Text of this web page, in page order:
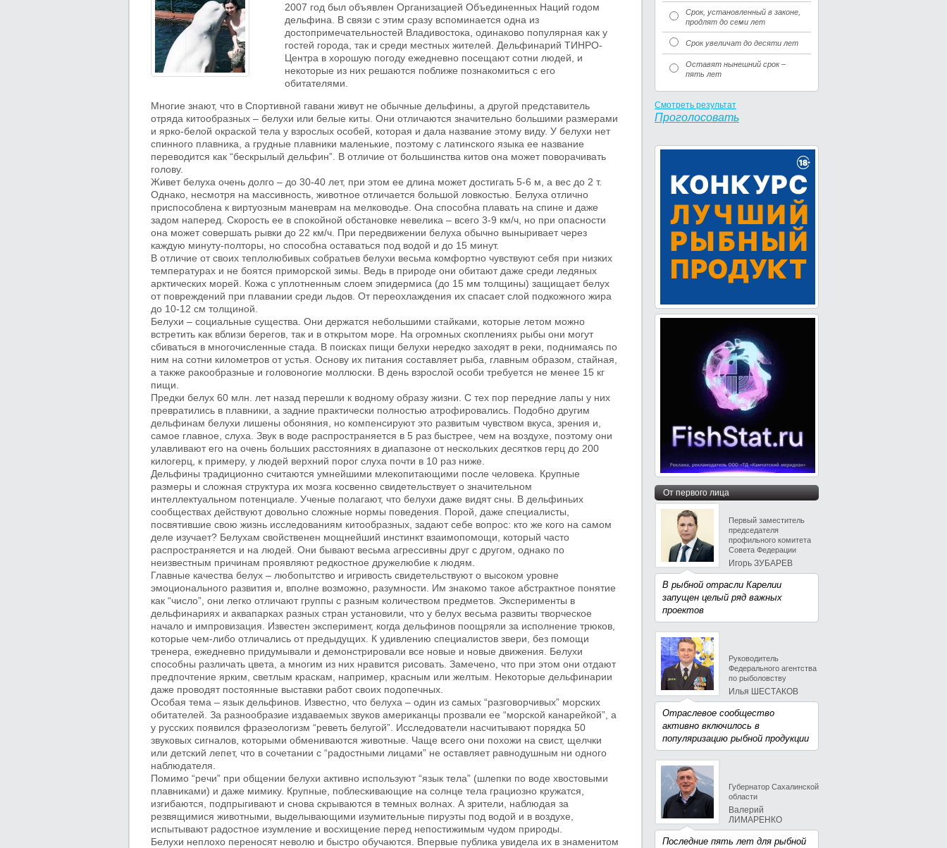
2007 год был объявлен Организацией Объединенных Наций годом
дельфина. В связи с этим сразу вспоминается одна из
достопримечательностей Владивостока, одинаково популярная как у
гостей города, так и среди местных жителей. Дельфинарий ТИНРО-
Центра в хорошую погоду ежедневно посещают сотни людей, и
некоторые из них решаются поближе познакомиться с его
обитателями.
Многие знают, что в Спортивной гавани живут не обычные дельфины, а другой представитель
отряда китообразных – белухи или белые киты. Они отличаются значительно большими размерами
и ярко-белой окраской тела у взрослых особей, которая и дала название этому виду. У белухи нет
спинного плавника, а грудные плавники маленькие, поэтому с латинского языка ее название
переводится как “бескрылый дельфин”. В отличие от большинства китов она может поворачивать
голову.
Живет белуха очень долго – до 30-40 лет, при этом ее длина может достигать 5-6 м, а вес до 2 т.
Однако, несмотря на массивность, животное отличается большой ловкостью. Белуха отлично
приспособлена к виртуозным маневрам на мелководье. Она способна плавать на спине и даже
задом наперед. Скорость ее в спокойной обстановке невелика – всего 3-9 км/ч, но при опасности
она может совершать рывки до 22 км/ч. При передвижении белуха обычно выныривает через
каждую минуту-полторы, но способна оставаться под водой и до 15 минут.
В отличие от своих теплолюбивых собратьев белухи весьма комфортно чувствуют себя при низких
температурах и не боятся приморской зимы. Ведь в природе они обитают даже среди ледяных
арктических морей. Кожа с уплотненным слоем эпидермиса (до 15 мм толщины) защищает белух
от повреждений при плавании среди льдов. От переохлаждения их спасает слой подкожного жира
до 10-12 см толщиной.
Белухи – социальные существа. Они держатся небольшими стайками, которые летом можно
встретить как вблизи берегов, так и в открытом море. На огромных скоплениях рыбы они могут
сбиваться в многочисленные стада. В поисках пищи белухи нередко заходят в реки, поднимаясь по
ним на сотни километров от устья. Основу их питания составляет рыба, главным образом, стайная,
а также ракообразные и головоногие моллюски. В день взрослой особи требуется не менее 15 кг
пищи.
Предки белух 60 млн. лет назад перешли к водному образу жизни. С тех пор передние лапы у них
превратились в плавники, а задние практически полностью атрофировались. Подобно другим
дельфинам белухи лишены обоняния, но компенсируют это развитым чувством вкуса, зрения и,
самое главное, слуха. Звук в воде распространяется в 5 раз быстрее, чем на воздухе, поэтому они
улавливают его на очень больших расстояниях в диапазоне от нескольких десятков герц до 200
килогерц, к примеру, у людей верхний порог слуха почти в 10 раз ниже.
Дельфины традиционно считаются умнейшими млекопитающими после человека. Крупные
размеры и сложная структура их мозга косвенно свидетельствует о значительном
интеллектуальном потенциале. Ученые полагают, что белухи даже видят сны. В дельфиньих
сообществах действуют довольно сложные нормы поведения. Порой, даже специалисты,
посвятившие свою жизнь исследованиям китообразных, задают себе вопрос: кто же кого на самом
деле изучает? Белухам свойственен мощнейший инстинкт взаимопомощи, который часто
распространяется и на людей. Они бывают весьма агрессивны друг с другом, однако по
неизвестным причинам проявляют редкостное дружелюбие к людям.
Главные качества белух – любопытство и игривость свидетельствуют о высоком уровне
эмоционального развития и, вполне возможно, разумности. Им знакомо такое абстрактное понятие
как “число”, они легко отличают группы с разным количеством предметов. Эксперименты в
дельфинариях и аквапарках разных стран установили, что у белух весьма развиты творческое
начало и импровизация. Известен эксперимент, когда дельфинов поощряли за исполнение трюков,
которые чем-либо отличались от предыдущих. К удивлению специалистов звери, без помощи
тренера, ежедневно придумывали и демонстрировали все новые и новые движения. Белухи
способны различать цвета, а многим из них нравится рисовать. Замечено, что при этом они отдают
предпочтение ярким, светлым краскам, например, красным или желтым. Некоторые дельфинарии
даже проводят постоянные выставки работ своих подопечных.
Особая тема – язык дельфинов. Известно, что белуха – один из самых “разговорчивых” морских
обитателей. За разнообразие издаваемых звуков американцы прозвали ее “морской канарейкой”, а
у русских появился фразеологизм “реветь белугой”. Исследователи насчитывают порядка 50
звуковых сигналов, которыми обмениваются животные. Чаще всего они похожи на свист, щелчки
или детский лепет, что в сочетании с “радостными лицами” не оставляет равнодушным ни одного
наблюдателя.
Помимо “речи” при общении белухи активно используют “язык тела” (шлепки по воде хвостовыми
плавниками) и даже мимику. Крупные, поблескивающие на солнце тела грациозно кружатся,
изгибаются, подпрыгивают и снова скрываются в темных волнах. А зрители, наблюдая за
резвящимися животными, выделывающими изумительные пируэты под водой и в воздухе,
испытывают радостное изумление и восхищение перед непостижимым чудом природы.
Белухи неплохо переносят неволю и быстро обучаются. Впервые публика увидела их в знаменитом
Срок, установленный в законе,
продлят до семи лет
Срок увеличат до десяти лет
Оставят нынешний срок –
пять лет
Смотреть результат
Проголосовать
От первого лица
Первый заместитель
председателя
профильного комитета
Совета Федерации
Игорь ЗУБАРЕВ
В рыбной отрасли Карелии
запущен целый ряд важных
проектов
Руководитель
Федерального агентства
по рыболовству
Илья ШЕСТАКОВ
Отраслевое сообщество
активно включилось в
популяризацию рыбной продукции
Губернатор Сахалинской
области
Валерий
ЛИМАРЕНКО
Последние пять лет для рыбной